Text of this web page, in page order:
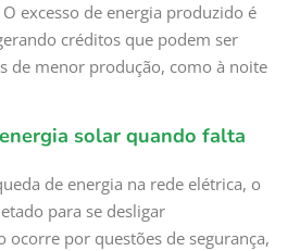
excesso de energia produzido é
créditos que podem ser
de menor produção, como à noite
solar quando falta
de energia na rede elétrica, o
para se desligar
ocorre por questões de segurança,